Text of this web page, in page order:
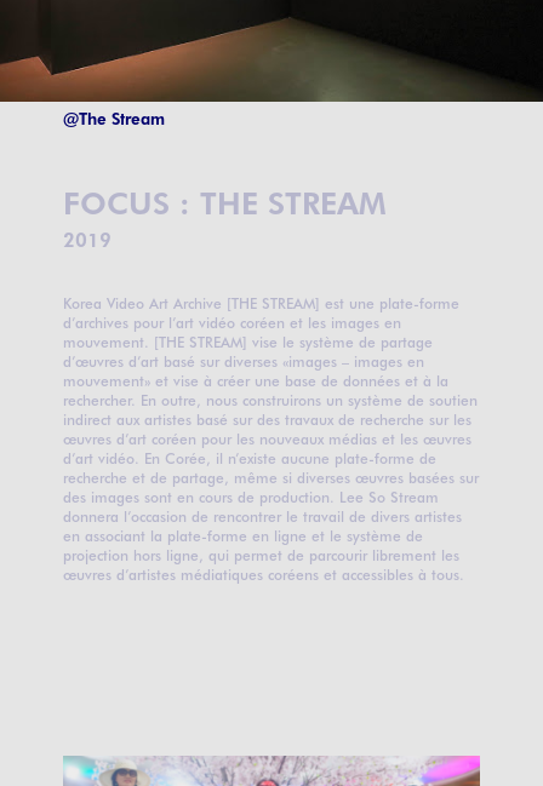
@The Stream
FOCUS : THE STREAM
2019
Korea Video Art Archive [THE STREAM] est une plate-forme
d’archives pour l’art vidéo coréen et les images en
mouvement. [THE STREAM] vise le système de partage
d’œuvres d’art basé sur diverses «images – images en
mouvement» et vise à créer une base de données et à la
rechercher. En outre, nous construirons un système de soutien
indirect aux artistes basé sur des travaux de recherche sur les
œuvres d’art coréen pour les nouveaux médias et les œuvres
d’art vidéo. En Corée, il n’existe aucune plate-forme de
recherche et de partage, même si diverses œuvres basées sur
des images sont en cours de production. Lee So Stream
donnera l’occasion de rencontrer le travail de divers artistes
en associant la plate-forme en ligne et le système de
projection hors ligne, qui permet de parcourir librement les
œuvres d’artistes médiatiques coréens et accessibles à tous.